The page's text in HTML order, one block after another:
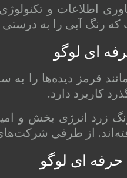
اطلاعات و
رنگ آبی را به
ای لوگو
قرمز دیده‌ها را
کاربرد دارد.
زرد انرژی بخش و
از طرفی
ای لوگو